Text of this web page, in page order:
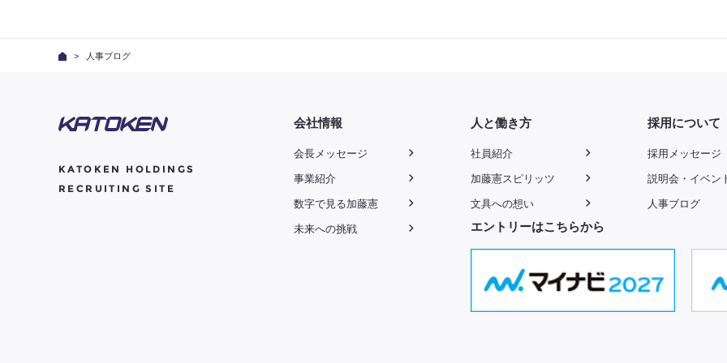
人事ブログ
KATOKEN HOLDINGS
RECRUITING SITE
会社情報
会長メッセージ
事業紹介
数字で見る加藤憲
未来への挑戦
人と働き方
社員紹介
加藤憲スピリッツ
文具への想い
採用について
採用メッセージ
説明会・イベン
人事ブログ
エントリーはこちらから